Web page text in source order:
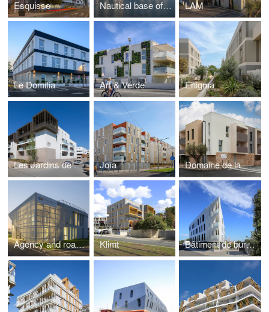
Esquisse Nautical base of Sète LAM
Le Domitia Art & Verde Enigma
Les Jardins de Brennus Joïa Domaine de la Coustaude
Agency and road centre in Carpentras Klimt Bâtiment de bureaux, le "A" à Lattes (34)